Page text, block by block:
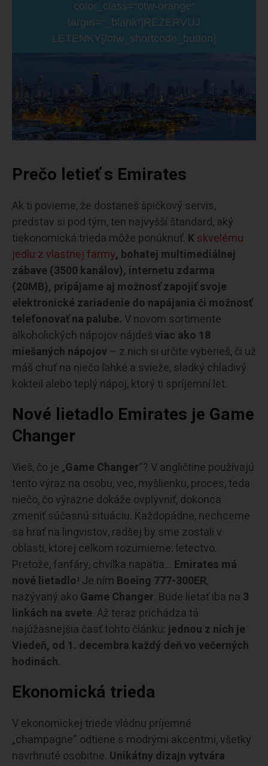
color_class=“otw-orange“
target=“_blank“]REZERVUJ
LETENKY[/otw_shortcode_button]
Prečo letieť s Emirates
Ak ti povieme, že dostaneš špičkový servis,
predstav si pod tým, ten najvyšší štandard, aký
tiekonomická trieda môže ponúknuť. Kskvelému
jedlu z vlastnej farmy, bohatej multimediálnej
zábave (3500 kanálov), internetu zdarma
(20MB), pripájame aj možnosť zapojiť svoje
elektronické zariadenie do napájania či možnosť
telefonovať na palube. V novom sortimente
alkoholických nápojov nájdešviac ako 18
miešaných nápojov– z nich si určite vyberieš, či už
máš chuť na niečo ľahké a svieže, sladký chladivý
kokteil alebo teplý nápoj, ktorý ti spríjemní let.
Nové lietadlo Emirates je Game
Changer
Vieš, čo je „Game Changer“? V angličtine používajú
tento výraz na osobu, vec, myšlienku, proces, teda
niečo, čo výrazne dokáže ovplyvniť, dokonca
zmeniť súčasnú situáciu. Každopádne, nechceme
sa hrať na lingvistov, radšej by sme zostali v
oblasti, ktorej celkom rozumieme: letectvo.
Pretože, fanfáry, chvíľka napätia… Emirates má
nové lietadlo! Je ním Boeing 777-300ER,
nazývaný ako Game Changer. Bude lietať iba na 3
linkách na svete. Až teraz prichádza tá
najúžasnejšia časť tohto článku:jednou z nich je
Viedeň, od 1. decembra každý deň vo večerných
hodinách.
Ekonomická trieda
V ekonomickej triede vládnu príjemné
„champagne“ odtiene s modrými akcentmi, všetky
navrhnuté osobitne. Unikátny dizajn vytvára